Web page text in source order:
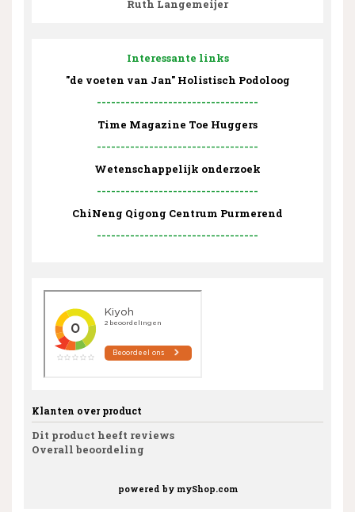
Ruth Langemeijer
Interessante links
"de voeten van Jan" Holistisch Podoloog
----------------------------------
Time Magazine Toe Huggers
----------------------------------
Wetenschappelijk onderzoek
----------------------------------
ChiNeng Qigong Centrum Purmerend
----------------------------------
Klanten over product
Dit product heeft reviews
Overall beoordeling
powered by myShop.com